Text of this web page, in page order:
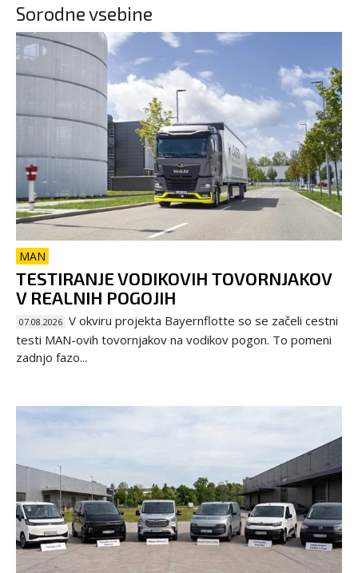
Sorodne vsebine
MAN
TESTIRANJE VODIKOVIH TOVORNJAKOV
V REALNIH POGOJIH
07.08.2026 V okviru projekta Bayernflotte so se začeli cestni
testi MAN-ovih tovornjakov na vodikov pogon. To pomeni
zadnjo fazo...